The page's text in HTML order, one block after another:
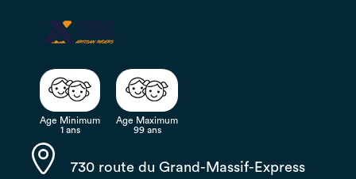
Age Minimum
1 ans
Age Maximum
99 ans
730 route du Grand-Massif-Express